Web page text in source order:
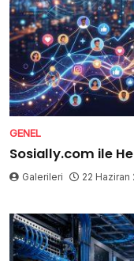
GENEL
Sosially.com ile
Galerileri 22 Haziran